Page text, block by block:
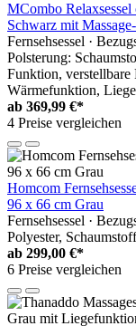
MCombo
Schwarz mit
Fernsehsessel ·
Polsterung:
Funktion, verstellbare
Wärmefunktion,
ab 369,99 €*
4 Preise vergleichen
Homcom
96 x 66 cm Grau
Fernsehsessel ·
Polyester,
ab 299,00 €*
6 Preise vergleichen